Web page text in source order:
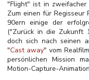
"Flight" ist in zweifacher
Zum einen für Regisseur
90ern einige der
("Zurück in die Zukunft
doch sich nach seinen
"Cast away" vom
persönlichen Mission
Motion-Capture-